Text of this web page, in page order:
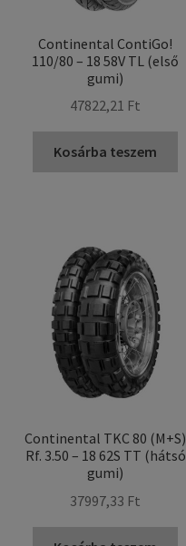
Continental ContiGo!
110/80 – 18 58V TL (első
gumi)
47822,21 Ft
Kosárba teszem
Continental TKC 80 (M+S)
Rf. 3.50 – 18 62S TT (hátsó
gumi)
37997,33 Ft